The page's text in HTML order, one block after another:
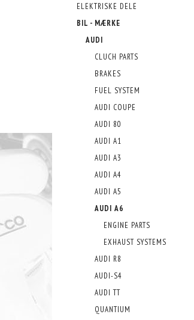
ELEKTRISKE DELE
BIL - MÆRKE
AUDI
CLUCH PARTS
BRAKES
FUEL SYSTEM
AUDI COUPE
AUDI 80
AUDI A1
AUDI A3
AUDI A4
AUDI A5
AUDI A6
ENGINE PARTS
EXHAUST SYSTEMS
AUDI R8
AUDI-S4
AUDI TT
QUANTIUM